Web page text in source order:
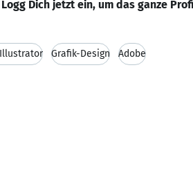
Logg Dich jetzt ein, um das ganze
Grafik-Design Adobe